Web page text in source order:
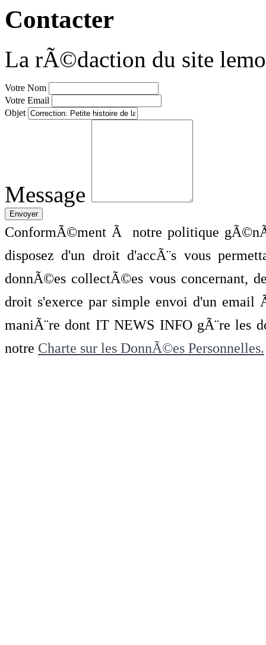
Contacter
La rÃ©daction du site
Votre Nom
Votre Email
Objet
Message
ConformÃ©ment Ã notre politique
disposez d'un droit d'accÃ¨s vous
donnÃ©es collectÃ©es vous concernant,
droit s'exerce par simple envoi d'un
maniÃ¨re dont IT NEWS INFO gÃ¨re les
notre Charte sur les DonnÃ©es Personnelles.